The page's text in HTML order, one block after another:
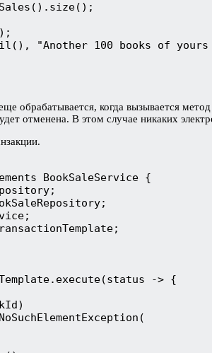
"Another 100 books of yours
обрабатывается, когда вызывается метод
отменена. В этом случае никаких
BookSaleService {
-> {